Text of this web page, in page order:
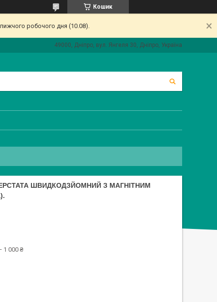
Кошик
робочого дня (10.08).
49000, Дніпро, вул. Янгеля 30, Дніпро, Україна
ШВИДКОДЗЙОМНИЙ З МАГНІТНИМ
1 000 ₴